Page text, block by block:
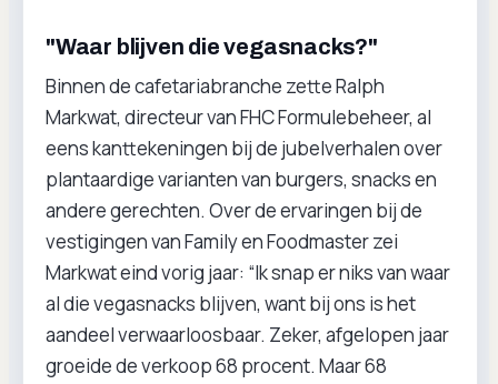
"Waar blijven die vegasnacks?"
Binnen de cafetariabranche zette Ralph
Markwat, directeur van FHC Formulebeheer, al
eens kanttekeningen bij de jubelverhalen over
plantaardige varianten van burgers, snacks en
andere gerechten. Over de ervaringen bij de
vestigingen van Family en Foodmaster zei
Markwat eind vorig jaar: “Ik snap er niks van waar
al die vegasnacks blijven, want bij ons is het
aandeel verwaarloosbaar. Zeker, afgelopen jaar
groeide de verkoop 68 procent. Maar 68